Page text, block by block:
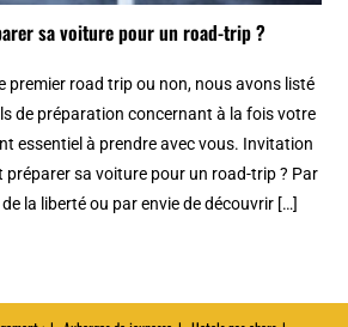
sa voiture pour un road-trip ?
premier road trip ou non, nous avons listé
de préparation concernant à la fois votre
essentiel à prendre avec vous. Invitation
préparer sa voiture pour un road-trip ? Par
la liberté ou par envie de découvrir […]